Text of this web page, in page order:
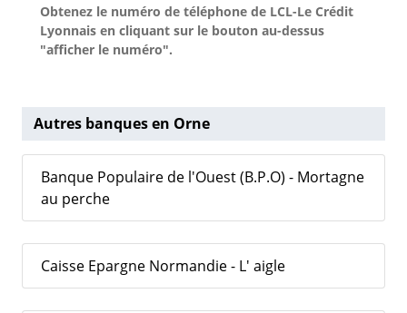
Obtenez le numéro de téléphone de LCL-Le Crédit
Lyonnais en cliquant sur le bouton au-dessus
"afficher le numéro".
Autres banques en Orne
Banque Populaire de l'Ouest (B.P.O) - Mortagne
au perche
Caisse Epargne Normandie - L' aigle